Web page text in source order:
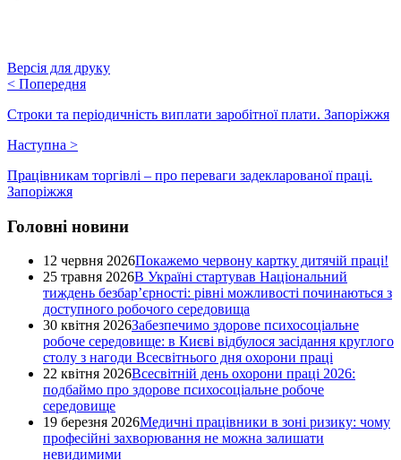
Версія для друку
< Попередня
Строки та періодичність виплати заробітної плати. Запоріжжя
Наступна >
Працівникам торгівлі – про переваги задекларованої праці.
Запоріжжя
Головні новини
12 червня 2026Покажемо червону картку дитячій праці!
25 травня 2026В Україні стартував Національний
тиждень безбар’єрності: рівні можливості починаються з
доступного робочого середовища
30 квітня 2026Забезпечимо здорове психосоціальне
робоче середовище: в Києві відбулося засідання круглого
столу з нагоди Всесвітнього дня охорони праці
22 квітня 2026Всесвітній день охорони праці 2026:
подбаймо про здорове психосоціальне робоче
середовище
19 березня 2026Медичні працівники в зоні ризику: чому
професійні захворювання не можна залишати
невидимими